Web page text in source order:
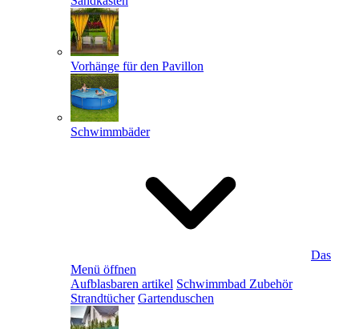
Vorhänge für den Pavillon
Schwimmbäder
Das
Menü öffnen
Aufblasbaren artikel Schwimmbad Zubehör
Strandtücher Gartenduschen